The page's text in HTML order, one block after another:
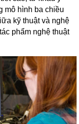
mô hình ba chiều
kỹ thuật và nghệ
phẩm nghệ thuật